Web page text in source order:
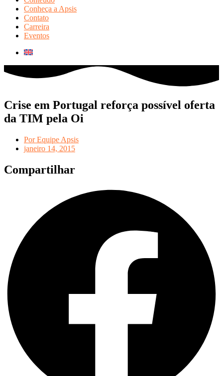
Conheça a Apsis
Contato
Carreira
Eventos
Crise em Portugal reforça possível oferta
da TIM pela Oi
PorEquipe Apsis
janeiro 14, 2015
Compartilhar